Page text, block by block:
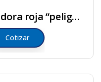
Rollo de cinta delimitadora roja “peligro”
Cotizar